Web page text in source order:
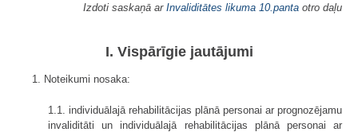
Izdoti saskaņā ar Invaliditātes likuma 10.panta otro daļu
I. Vispārīgie jautājumi
1. Noteikumi nosaka:
1.1. individuālajā rehabilitācijas plānā personai ar prognozējamu
invaliditāti un individuālajā rehabilitācijas plānā personai ar